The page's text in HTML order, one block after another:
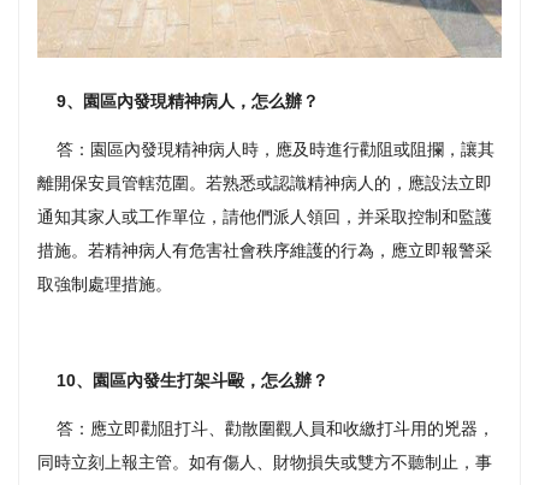
9、園區內發現精神病人，怎么辦？
答：園區內發現精神病人時，應及時進行勸阻或阻攔，讓其
離開保安員管轄范圍。若熟悉或認識精神病人的，應設法立即
通知其家人或工作單位，請他們派人領回，并采取控制和監護
措施。若精神病人有危害社會秩序維護的行為，應立即報警采
取強制處理措施。
10、園區內發生打架斗毆，怎么辦？
答：應立即勸阻打斗、勸散圍觀人員和收繳打斗用的兇器，
同時立刻上報主管。如有傷人、財物損失或雙方不聽制止，事